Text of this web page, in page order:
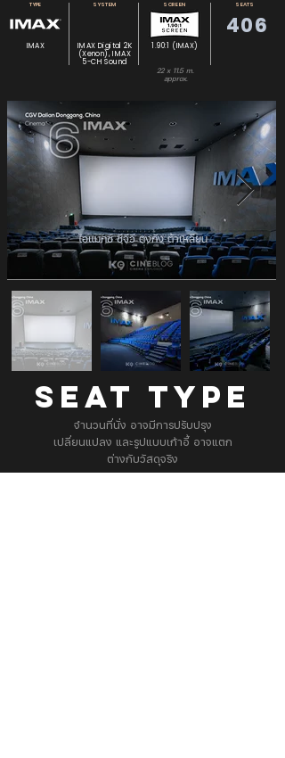
TYPE
IMAX
SYSTEM
IMAX Digital 2K
(Xenon), IMAX
5-CH Sound
SCREEN
1.90:1 (IMAX)
22 x 11.5 m.
approx.
SEATS
406
ไอแมกซ์ ซีจีวี ตงกัง ต้าเหลียน
SEAT TYPE
จำนวนที่นั่ง อาจมีการปรับปรุง
เปลี่ยนแปลง และรูปแบบเก้าอี้ อาจแตก
ต่างกับวัสดุจริง